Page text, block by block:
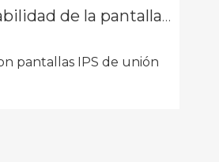
de la pantalla IPS
pantallas IPS de unión